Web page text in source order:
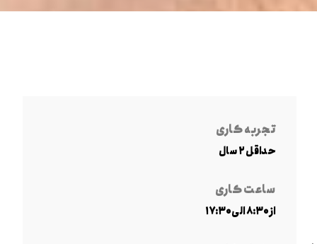
تجربه کاری
حداقل ۲ سال
ساعت کاری
از ۸:۳۰ الی ۱۷:۳۰